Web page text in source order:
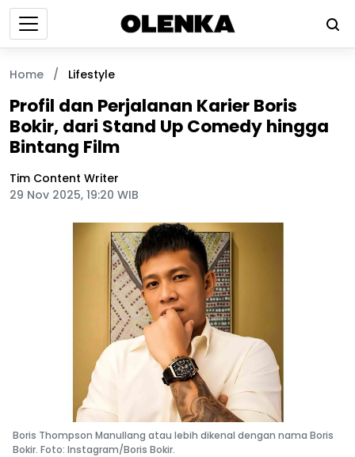
Home / Lifestyle
Profil dan Perjalanan Karier Boris
Bokir, dari Stand Up Comedy hingga
Bintang Film
Tim Content Writer
29 Nov 2025, 19:20 WIB
Boris Thompson Manullang atau lebih dikenal dengan nama Boris
Bokir. Foto: Instagram/Boris Bokir.